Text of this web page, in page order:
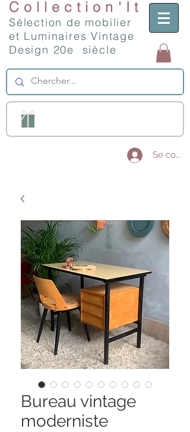
Collection'It
Sélection de mobilier
et Luminaires Vintage
Design 20e siècle
Se
Bureau vintage
moderniste